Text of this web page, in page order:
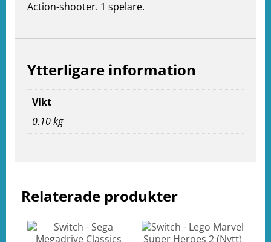
Relaterade produkter
Action-shooter. 1 spelare.
Ytterligare information
Vikt
0.10 kg